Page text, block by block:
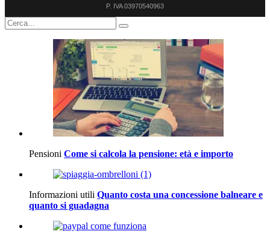
P. IVA 03970540963
Pensioni Come si calcola la pensione: età e importo
Informazioni utili Quanto costa una concessione balneare e
quanto si guadagna